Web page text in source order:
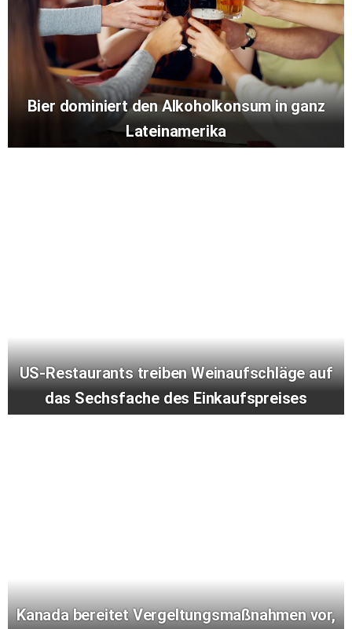
Bier dominiert den Alkoholkonsum in ganz
Lateinamerika
US-Restaurants treiben Weinaufschläge auf
das Sechsfache des Einkaufspreises
Kanada bereitet Vergeltungsmaßnahmen vor,